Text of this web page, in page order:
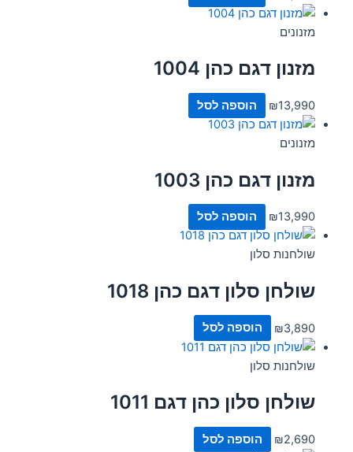
מזנונים
מזנון דגם כהן 1004
₪13,990 הוספה לסל
מזנונים
מזנון דגם כהן 1003
₪13,990 הוספה לסל
שולחנות סלון
שולחן סלון דגם כהן 1018
₪3,890 הוספה לסל
שולחנות סלון
שולחן סלון כהן דגם 1011
₪2,690 הוספה לסל